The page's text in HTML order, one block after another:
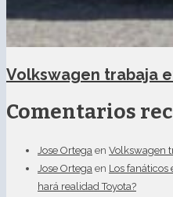
Volkswagen trabaja
Comentarios
Jose Ortega en Volkswagen
Jose Ortega en Los fanáticos
hará realidad Toyota?